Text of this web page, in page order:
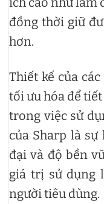
đồng thời giữ
hơn.
Thiết kế của
tối ưu hóa để
trong việc sử
của Sharp là
đại và độ bền
giá trị sử dụng
người tiêu dùng.